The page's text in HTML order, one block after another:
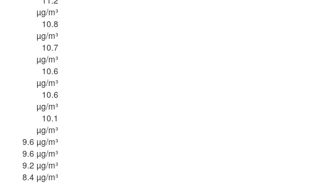
µg/m³
10.8
µg/m³
10.7
µg/m³
10.6
µg/m³
10.6
µg/m³
10.1
µg/m³
9.6 µg/m³
9.6 µg/m³
9.2 µg/m³
8.4 µg/m³